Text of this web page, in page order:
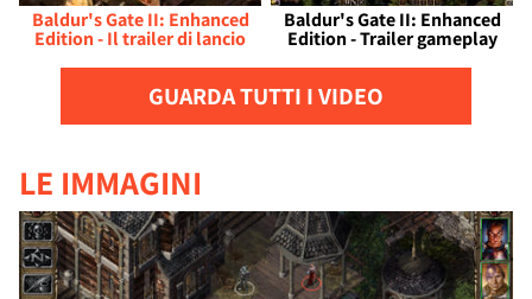
Baldur's Gate II: Enhanced
Edition - Il trailer di lancio
Baldur's Gate II: Enhanced
Edition - Trailer gameplay
GUARDA TUTTI I VIDEO
LE IMMAGINI